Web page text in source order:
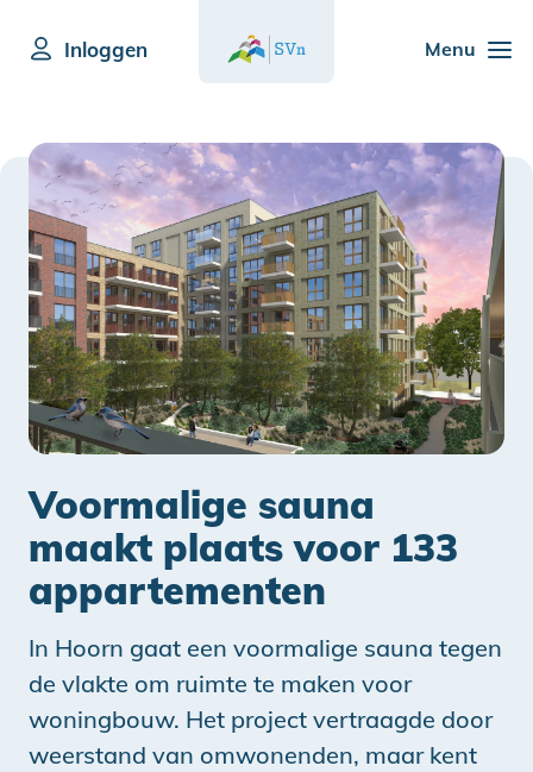
Menu
Inloggen
Voormalige sauna
maakt plaats voor 133
appartementen
In Hoorn gaat een voormalige sauna tegen
de vlakte om ruimte te maken voor
woningbouw. Het project vertraagde door
weerstand van omwonenden, maar kent